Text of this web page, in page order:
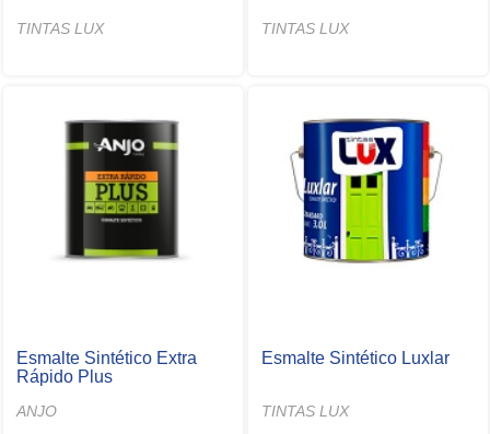
TINTAS LUX TINTAS LUX
Esmalte Sintético Extra
Rápido Plus
ANJO
Esmalte Sintético Luxlar
TINTAS LUX